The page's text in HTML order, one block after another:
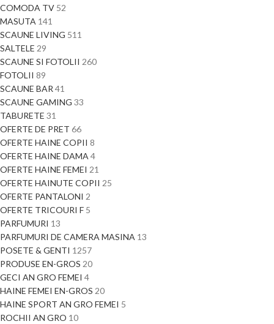
COMODA TV 52
MASUTA 141
SCAUNE LIVING 511
SALTELE 29
SCAUNE SI FOTOLII 260
FOTOLII 89
SCAUNE BAR 41
SCAUNE GAMING 33
TABURETE 31
OFERTE DE PRET 66
OFERTE HAINE COPII 8
OFERTE HAINE DAMA 4
OFERTE HAINE FEMEI 21
OFERTE HAINUTE COPII 25
OFERTE PANTALONI 2
OFERTE TRICOURI F 5
PARFUMURI 13
PARFUMURI DE CAMERA MASINA 13
POSETE & GENTI 1257
PRODUSE EN-GROS 20
GECI AN GRO FEMEI 4
HAINE FEMEI EN-GROS 20
HAINE SPORT AN GRO FEMEI 5
ROCHII AN GRO 10